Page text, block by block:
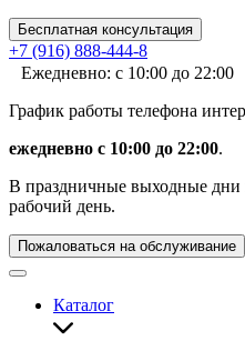
Бесплатная консультация
+7 (916) 888-444-8
Ежедневно: с 10:00 до 22:00
График работы телефона
ежедневно с 10:00 до 22:00.
В праздничные выходные дни
рабочий день.
Пожаловаться на обслуживание
Каталог